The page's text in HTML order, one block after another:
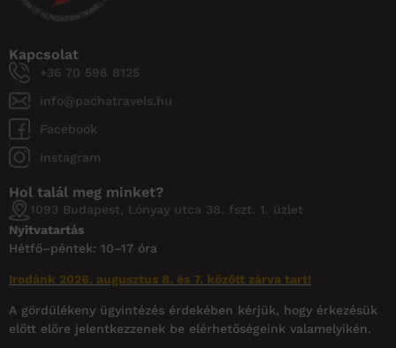
Kapcsolat
+36 70 598 8125
info@pachatravels.hu
Facebook
Instagram
Hol talál meg minket?
1093 Budapest, Lónyay utca 38. fszt. 1. üzlet
Nyitvatartás
Hétfő–péntek: 10–17 óra
Irodánk 2026. augusztus 8. és 7. között zárva tart!
A gördülékeny ügyintézés érdekében kérjük, hogy érkezésük
előtt előre jelentkezzenek be elérhetőségeink valamelyikén.